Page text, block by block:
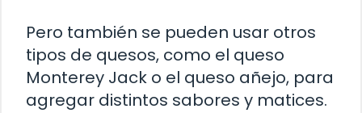
Pero también se pueden usar otros
tipos de quesos, como el queso
Monterey Jack o el queso añejo, para
agregar distintos sabores y matices.